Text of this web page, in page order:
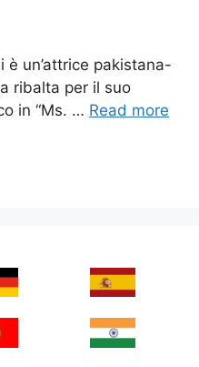
è un’attrice pakistana-
ribalta per il suo
in “Ms. … Read more